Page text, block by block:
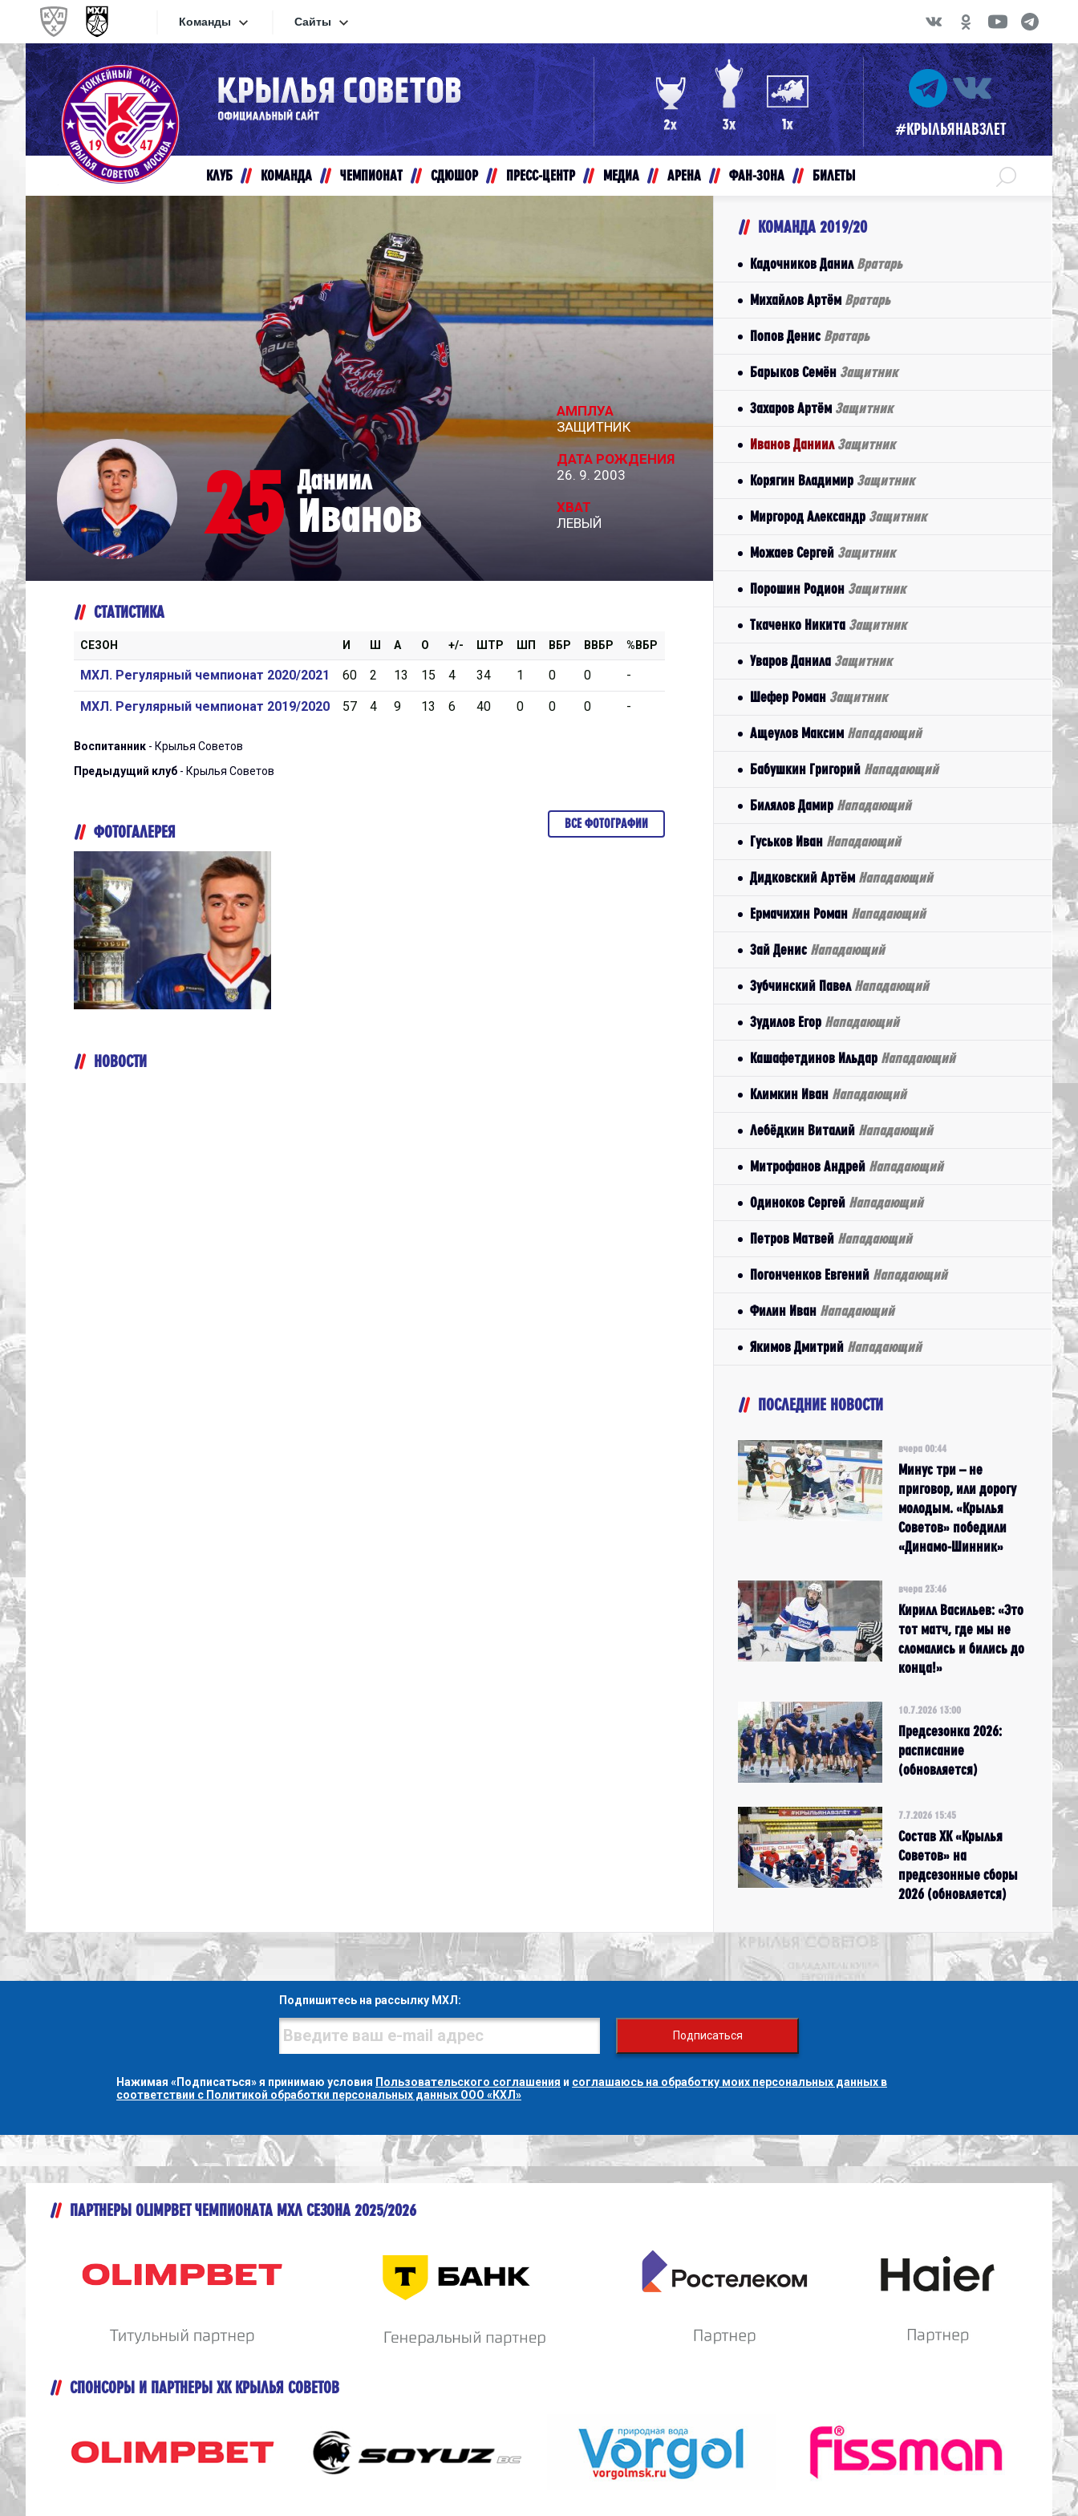
Команды
Конференция «Запад»
Дивизион Золотой
Академия Михайлова
МХК Динамо-М
МХК Спартак
СКА-1946
Дивизион Серебряный
АКМ-Юниор
Амурские Тигры
Красная Машина-Юниор
Крылья Советов
МХК Динамо-Карелия
МХК Спартак-МАХ
ХК Капитан
Конференция «Восток»
Дивизион Золотой
Авто
Мамонты Югры
Омские Ястребы
Стальные Лисы
Толпар
Чайка
Дивизион Серебряный
АКМ-Новомосковск
Красноярские Рыси
Локо-76
МХК Молот
Реактор
Сибирские Cнайперы
Спутник Ал
Сайты
Сайты
Видеотрансляции
Хайлайты
Интернет-магазин
Приложение МХЛ
#КРЫЛЬЯНАВЗЛЕТ
КЛУБ КОМАНДА ЧЕМПИОНАТ СДЮШОР ПРЕСС-ЦЕНТР МЕДИА АРЕНА ФАН-ЗОНА БИЛЕТЫ
25 Даниил
Иванов
АМПЛУА
ЗАЩИТНИК
ДАТА РОЖДЕНИЯ
26. 9. 2003
ХВАТ
ЛЕВЫЙ
СТАТИСТИКА
СЕЗОН И Ш А О +/- ШТР ШП ВБР ВВБР %ВБР
МХЛ. Регулярный чемпионат 2020/2021 60 2 13 15 4 34 1 0 0 -
МХЛ. Регулярный чемпионат 2019/2020 57 4 9 13 6 40 0 0 0 -
Воспитанник - Крылья Советов
Предыдущий клуб - Крылья Советов
ФОТОГАЛЕРЕЯ ВСЕ ФОТОГРАФИИ
НОВОСТИ
КОМАНДА 2019/20
Кадочников Данил Вратарь
Михайлов Артём Вратарь
Попов Денис Вратарь
Барыков Семён Защитник
Захаров Артём Защитник
Иванов Даниил Защитник
Корягин Владимир Защитник
Миргород Александр Защитник
Можаев Сергей Защитник
Порошин Родион Защитник
Ткаченко Никита Защитник
Уваров Данила Защитник
Шефер Роман Защитник
Ащеулов Максим Нападающий
Бабушкин Григорий Нападающий
Билялов Дамир Нападающий
Гуськов Иван Нападающий
Дидковский Артём Нападающий
Ермачихин Роман Нападающий
Зай Денис Нападающий
Зубчинский Павел Нападающий
Зудилов Егор Нападающий
Кашафетдинов Ильдар Нападающий
Климкин Иван Нападающий
Лебёдкин Виталий Нападающий
Митрофанов Андрей Нападающий
Одиноков Сергей Нападающий
Петров Матвей Нападающий
Погонченков Евгений Нападающий
Филин Иван Нападающий
Якимов Дмитрий Нападающий
ПОСЛЕДНИЕ НОВОСТИ
вчера 00:44
Минус три – не
приговор, или дорогу
молодым. «Крылья
Советов» победили
«Динамо-Шинник»
вчера 23:46
Кирилл Васильев: «Это
тот матч, где мы не
сломались и бились до
конца!»
10.7.2026 13:00
Предсезонка 2026:
расписание
(обновляется)
7.7.2026 15:45
Состав ХК «Крылья
Советов» на
предсезонные сборы
2026 (обновляется)
Подпишитесь на рассылку МХЛ:
Подписаться
Нажимая «Подписаться» я принимаю условия Пользовательского соглашения и соглашаюсь на обработку моих персональных данных в
соответствии с Политикой обработки персональных данных ООО «КХЛ»
ПАРТНЕРЫ OLIMPBET ЧЕМПИОНАТА МХЛ СЕЗОНА 2025/2026
СПОНСОРЫ И ПАРТНЕРЫ ХК КРЫЛЬЯ СОВЕТОВ